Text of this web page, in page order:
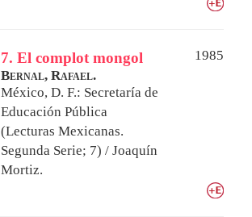
7. El complot mongol
1985
Bernal, Rafael.
México, D. F.: Secretaría de
Educación Pública
(Lecturas Mexicanas.
Segunda Serie; 7) / Joaquín
Mortiz.